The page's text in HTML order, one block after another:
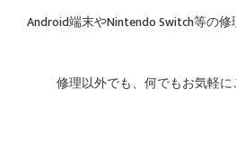
Android端末やNintendo Switch等の修
修理以外でも、何でもお気軽に